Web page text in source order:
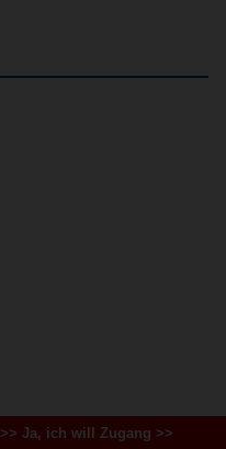
>> Ja, ich will Zugang >>